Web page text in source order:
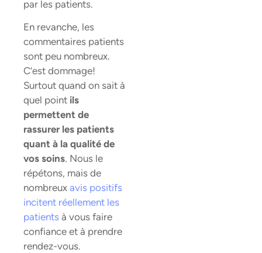
par les patients.
En revanche, les
commentaires patients
sont peu nombreux.
C’est dommage!
Surtout quand on sait à
quel point ils
permettent de
rassurer les patients
quant à la qualité de
vos soins. Nous le
répétons, mais de
nombreux avis positifs
incitent réellement les
patients à vous faire
confiance et à prendre
rendez-vous.